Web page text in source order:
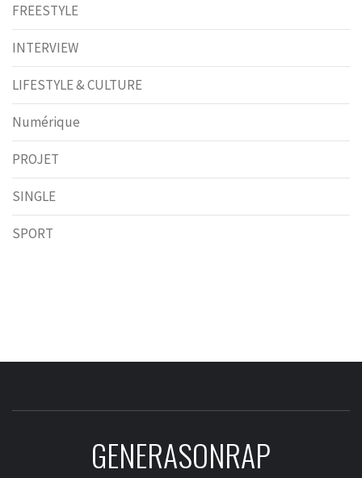
FREESTYLE
INTERVIEW
LIFESTYLE & CULTURE
Numérique
PROJET
SINGLE
SPORT
GENERASONRAP